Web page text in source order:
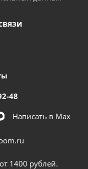
48
Написать в Мах
1400 рублей.